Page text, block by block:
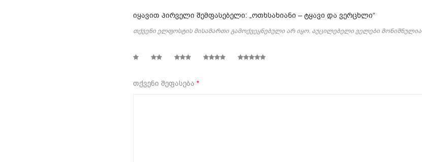
იყავით პირველი შემფასებელი: „ოთხსახიანი – ტყავი და ვერცხლი“
თქვენი ელფოსტის მისამართი გამოქვეყნებული არ იყო. აუცილებელი ველები მონიშნულია
თქვენი შეფასება *